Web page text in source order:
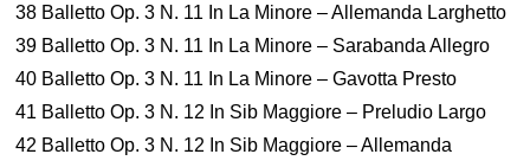
38 Balletto Op. 3 N. 11 In La Minore – Allemanda Larghetto
39 Balletto Op. 3 N. 11 In La Minore – Sarabanda Allegro
40 Balletto Op. 3 N. 11 In La Minore – Gavotta Presto
41 Balletto Op. 3 N. 12 In Sib Maggiore – Preludio Largo
42 Balletto Op. 3 N. 12 In Sib Maggiore – Allemanda